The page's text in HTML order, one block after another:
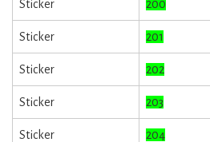
Sticker 200
Sticker 201
Sticker 202
Sticker 203
Sticker 204